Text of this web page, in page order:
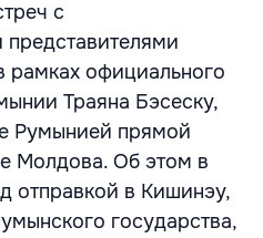
с
рамках официального
Траяна Бэсеску,
Румынией прямой
Молдова. Об этом в
отправкой в Кишинэу,
государства,